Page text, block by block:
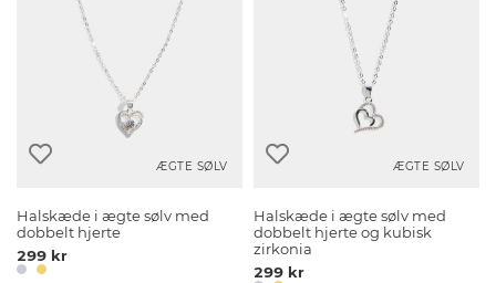
ÆGTE SØLV
Halskæde i ægte sølv med
dobbelt hjerte
299 kr
ÆGTE SØLV
Halskæde i ægte sølv med
dobbelt hjerte og kubisk
zirkonia
299 kr